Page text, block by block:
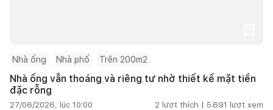
Nhà ống Nhà phố Trên 200m2
Nhà ống vẫn thoáng và riêng tư nhờ thiết kế mặt tiền
đặc rỗng
27/06/2026, lúc 10:00 2 lượt thích | 5.691 lượt xem